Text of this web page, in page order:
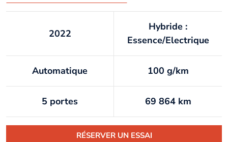
2022
Hybride :
Essence/Electrique
Automatique 100 g/km
5 portes 69 864 km
RÉSERVER UN ESSAI